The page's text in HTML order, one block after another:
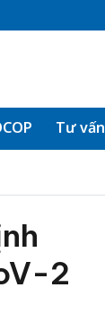
Tư vấn
2